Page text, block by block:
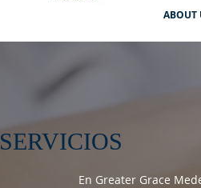
ABOUT
SERVICIOS
En Greater Grace